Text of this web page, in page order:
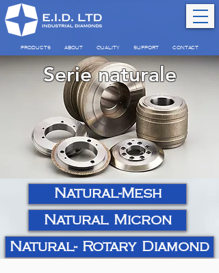
PRODUCTS ABOUT QUALITY SUPPORT CONTACT
Serie naturale
Natural-Mesh
Natural Micron
Natural- Rotary Diamond